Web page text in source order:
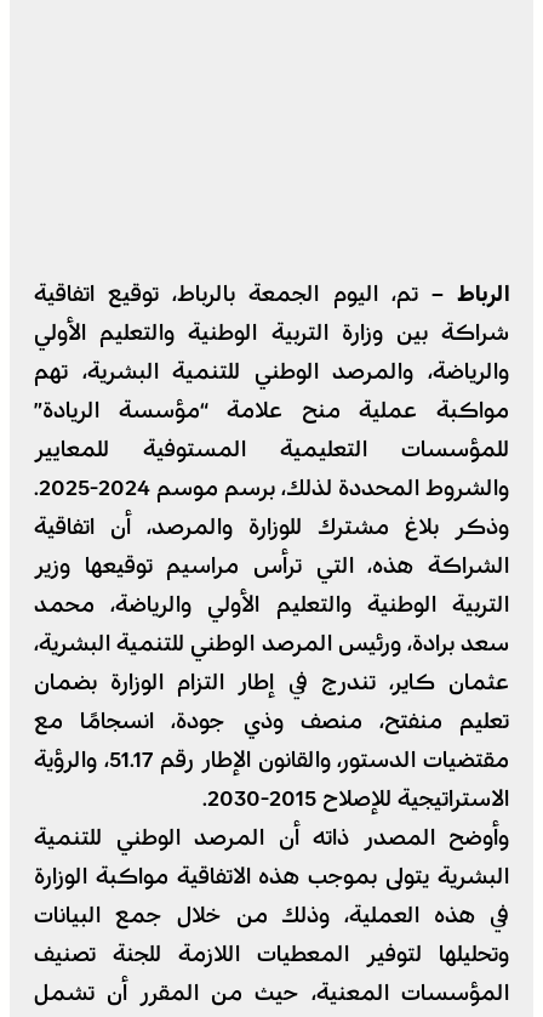
الرباط – تم، اليوم الجمعة بالرباط، توقيع اتفاقية
شراكة بين وزارة التربية الوطنية والتعليم الأولي
والرياضة، والمرصد الوطني للتنمية البشرية، تهم
مواكبة عملية منح علامة “مؤسسة الريادة”
للمؤسسات التعليمية المستوفية للمعايير
والشروط المحددة لذلك، برسم موسم 2024-2025.
وذكر بلاغ مشترك للوزارة والمرصد، أن اتفاقية
الشراكة هذه، التي ترأس مراسيم توقيعها وزير
التربية الوطنية والتعليم الأولي والرياضة، محمد
سعد برادة، ورئيس المرصد الوطني للتنمية البشرية،
عثمان كاير، تندرج في إطار التزام الوزارة بضمان
تعليم منفتح، منصف وذي جودة، انسجامًا مع
مقتضيات الدستور، والقانون الإطار رقم 51.17، والرؤية
الاستراتيجية للإصلاح 2015-2030.
وأوضح المصدر ذاته أن المرصد الوطني للتنمية
البشرية يتولى بموجب هذه الاتفاقية مواكبة الوزارة
في هذه العملية، وذلك من خلال جمع البيانات
وتحليلها لتوفير المعطيات اللازمة للجنة تصنيف
المؤسسات المعنية، حيث من المقرر أن تشمل